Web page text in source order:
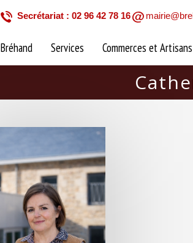
Secrétariat : 02 96 42 78 16
Bréhand Services Commerces et Artisans